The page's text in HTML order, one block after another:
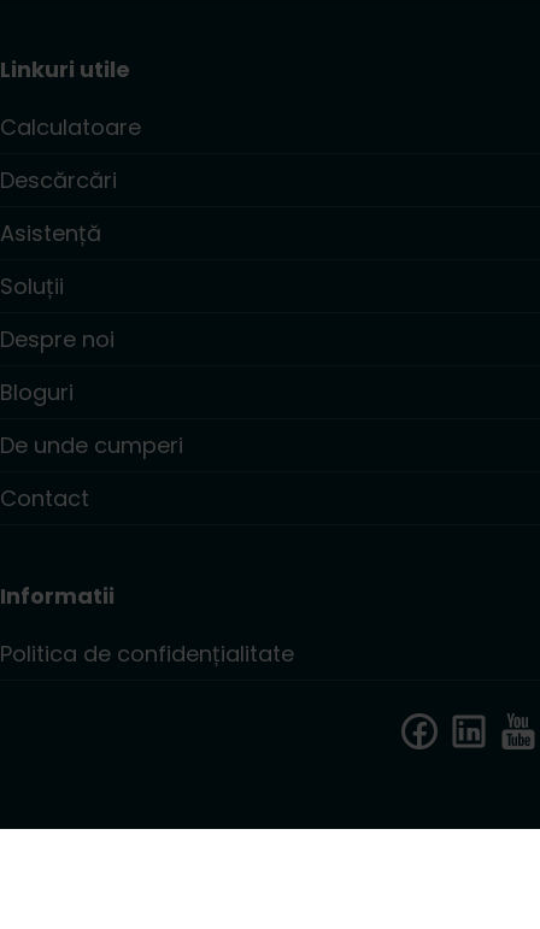
Linkuri utile
Calculatoare
Descărcări
Asistență
Soluții
Despre noi
Bloguri
De unde cumperi
Contact
Informatii
Politica de confidențialitate